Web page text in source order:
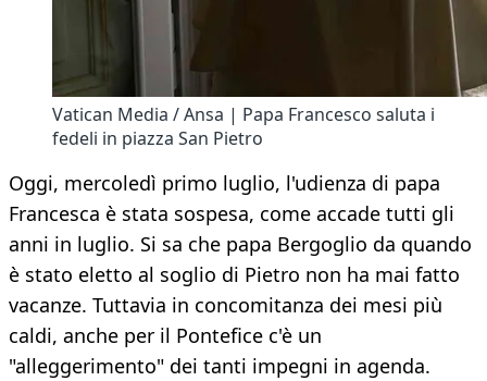
Vatican Media / Ansa | Papa Francesco saluta i
fedeli in piazza San Pietro
Oggi, mercoledì primo luglio, l'udienza di papa
Francesca è stata sospesa, come accade tutti gli
anni in luglio. Si sa che papa Bergoglio da quando
è stato eletto al soglio di Pietro non ha mai fatto
vacanze. Tuttavia in concomitanza dei mesi più
caldi, anche per il Pontefice c'è un
"alleggerimento" dei tanti impegni in agenda.